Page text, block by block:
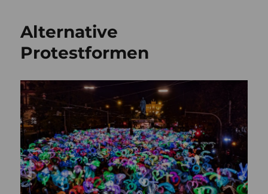
Alternative
Protestformen